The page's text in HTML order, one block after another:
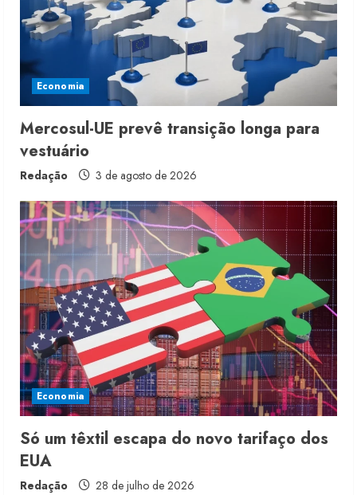
Economia
Mercosul-UE prevê transição longa para
vestuário
Redação 3 de agosto de 2026
Economia
Só um têxtil escapa do novo tarifaço dos
EUA
Redação 28 de julho de 2026
2
Moda vende US$63,7 bilhões em
produtos licenciados
6 de agosto de 2026
3
Renata Caixeta assume Movimento
Sou de Algodão
5 de agosto de 2026
receita em 2026